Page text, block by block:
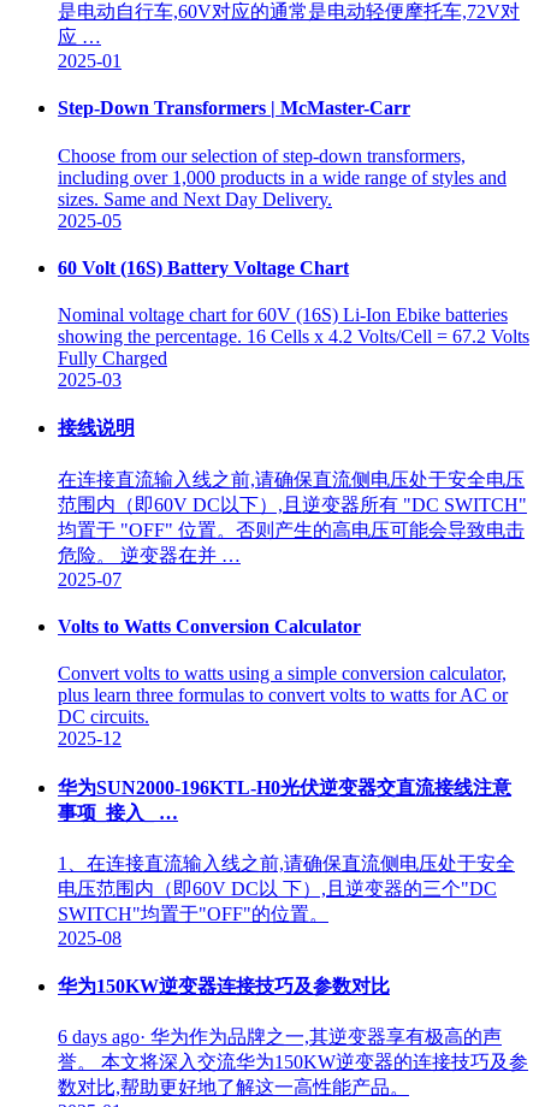
是电动自行车,60V对应的通常是电动轻便摩托车,72V对
应 …
2025-01
Step-Down Transformers | McMaster-Carr
Choose from our selection of step-down transformers,
including over 1,000 products in a wide range of styles and
sizes. Same and Next Day Delivery.
2025-05
60 Volt (16S) Battery Voltage Chart
Nominal voltage chart for 60V (16S) Li-Ion Ebike batteries
showing the percentage. 16 Cells x 4.2 Volts/Cell = 67.2 Volts
Fully Charged
2025-03
接线说明
在连接直流输入线之前,请确保直流侧电压处于安全电压
范围内（即60V DC以下）,且逆变器所有 "DC SWITCH"
均置于 "OFF" 位置。否则产生的高电压可能会导致电击
危险。 逆变器在并 …
2025-07
Volts to Watts Conversion Calculator
Convert volts to watts using a simple conversion calculator,
plus learn three formulas to convert volts to watts for AC or
DC circuits.
2025-12
华为SUN2000-196KTL-H0光伏逆变器交直流接线注意
事项_接入_ …
1、在连接直流输入线之前,请确保直流侧电压处于安全
电压范围内（即60V DC以 下）,且逆变器的三个"DC
SWITCH"均置于"OFF"的位置。
2025-08
华为150KW逆变器连接技巧及参数对比
6 days ago· 华为作为品牌之一,其逆变器享有极高的声
誉。 本文将深入交流华为150KW逆变器的连接技巧及参
数对比,帮助更好地了解这一高性能产品。